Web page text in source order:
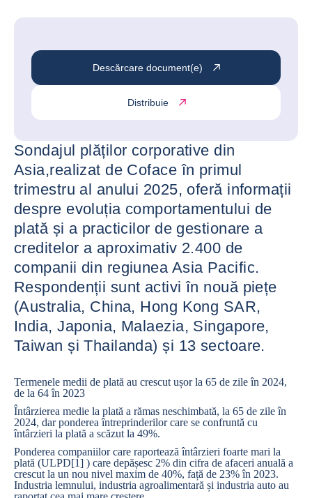
Descărcare document(e)
Distribuie
Sondajul plăților corporative din
Asia,realizat de Coface în primul
trimestru al anului 2025, oferă informații
despre evoluția comportamentului de
plată și a practicilor de gestionare a
creditelor a aproximativ 2.400 de
companii din regiunea Asia Pacific.
Respondenții sunt activi în nouă piețe
(Australia, China, Hong Kong SAR,
India, Japonia, Malaezia, Singapore,
Taiwan și Thailanda) și 13 sectoare.
Termenele medii de plată au crescut ușor la 65 de zile în 2024,
de la 64 în 2023
Întârzierea medie la plată a rămas neschimbată, la 65 de zile în
2024, dar ponderea întreprinderilor care se confruntă cu
întârzieri la plată a scăzut la 49%.
Ponderea companiilor care raportează întârzieri foarte mari la
plată (ULPD[1] ) care depășesc 2% din cifra de afaceri anuală a
crescut la un nou nivel maxim de 40%, față de 23% în 2023.
Industria lemnului, industria agroalimentară și industria auto au